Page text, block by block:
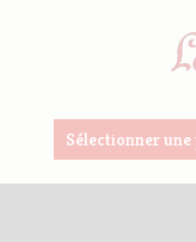
Sélectionner une